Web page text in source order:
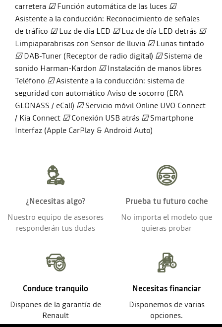
carretera ☑Función automática de las luces ☑
Asistente a la conducción: Reconocimiento de señales
de tráfico ☑Luz de día LED ☑Luz de día LED detrás ☑
Limpiaparabrisas con Sensor de lluvia ☑Lunas tintado
☑DAB-Tuner (Receptor de radio digital) ☑Sistema de
sonido Harman-Kardon ☑Instalación de manos libres
Teléfono ☑Asistente a la conducción: sistema de
seguridad con automático Aviso de socorro (ERA
GLONASS / eCall) ☑Servicio móvil Online UVO Connect
/ Kia Connect ☑Conexión USB atrás ☑Smartphone
Interfaz (Apple CarPlay & Android Auto)
¿Necesitas algo?
Nuestro equipo de asesores
responderán tus dudas
Prueba tu futuro coche
No importa el modelo que
quieras probar
Conduce tranquilo
Dispones de la garantía de
Renault
Necesitas financiar
Disponemos de varias
opciones.